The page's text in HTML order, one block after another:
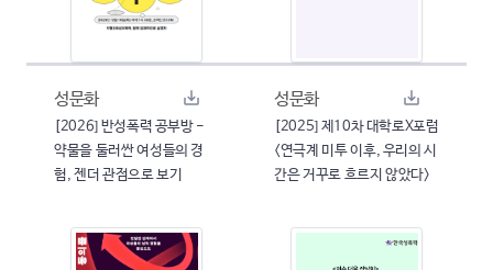
성문화
[2026] 반성폭력 공부방 -
약물을 둘러싼 여성들의 경
험, 젠더 관점으로 보기
성문화
[2025] 제10차 대학로X포럼
<연극계 미투 이후, 우리의 시
간은 거꾸로 흐르지 않았다>